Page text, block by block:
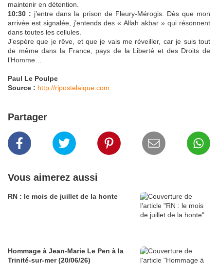
maintenir en détention.
10:30 : j’entre dans la prison de Fleury-Mérogis. Dès que mon
arrivée est signalée, j’entends des « Allah akbar » qui résonnent
dans toutes les cellules.
J’espère que je rêve, et que je vais me réveiller, car je suis tout
de même dans la France, pays de la Liberté et des Droits de
l’Homme…
Paul Le Poulpe
Source : http://ripostelaique.com
Partager
Vous aimerez aussi
RN : le mois de juillet de la honte
Hommage à Jean-Marie Le Pen à la
Trinité-sur-mer (20/06/26)